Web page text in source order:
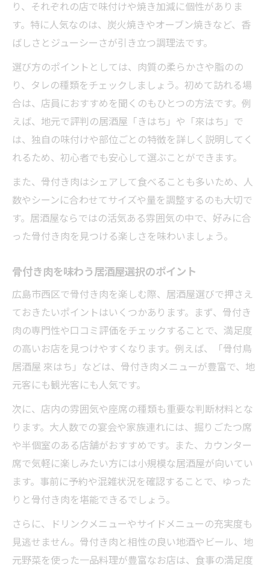
り、それぞれの店で味付けや焼き加減に個性がありま
す。特に人気なのは、炭火焼きやオーブン焼きなど、香
ばしさとジューシーさが引き立つ調理法です。
選び方のポイントとしては、肉質の柔らかさや脂のの
り、タレの種類をチェックしましょう。初めて訪れる場
合は、店員におすすめを聞くのもひとつの方法です。例
えば、地元で評判の居酒屋「きはち」や「來はち」で
は、独自の味付けや部位ごとの特徴を詳しく説明してく
れるため、初心者でも安心して選ぶことができます。
また、骨付き肉はシェアして食べることも多いため、人
数やシーンに合わせてサイズや量を調整するのも大切で
す。居酒屋ならではの活気ある雰囲気の中で、好みに合
った骨付き肉を見つける楽しさを味わいましょう。
骨付き肉を味わう居酒屋選択のポイント
広島市西区で骨付き肉を楽しむ際、居酒屋選びで押さえ
ておきたいポイントはいくつかあります。まず、骨付き
肉の専門性や口コミ評価をチェックすることで、満足度
の高いお店を見つけやすくなります。例えば、「骨付鳥
居酒屋 來はち」などは、骨付き肉メニューが豊富で、地
元客にも観光客にも人気です。
次に、店内の雰囲気や座席の種類も重要な判断材料とな
ります。大人数での宴会や家族連れには、掘りごたつ席
や半個室のある店舗がおすすめです。また、カウンター
席で気軽に楽しみたい方には小規模な居酒屋が向いてい
ます。事前に予約や混雑状況を確認することで、ゆった
りと骨付き肉を堪能できるでしょう。
さらに、ドリンクメニューやサイドメニューの充実度も
見逃せません。骨付き肉と相性の良い地酒やビール、地
元野菜を使った一品料理が豊富なお店は、食事の満足度